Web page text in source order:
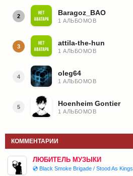
2 Baragoz_BAO
1 АЛЬБОМОВ
3 attila-the-hun
1 АЛЬБОМОВ
4 oleg64
1 АЛЬБОМОВ
5 Hoenheim Gontier
1 АЛЬБОМОВ
КОММЕНТАРИИ
ЛЮБИТЕЛЬ МУЗЫКИ
💿 Black Smoke Brigade / Stood As Kings